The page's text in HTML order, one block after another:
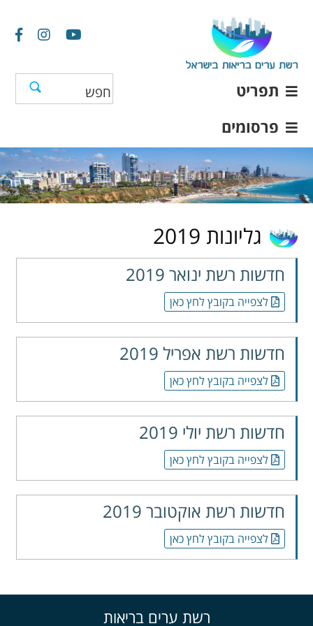
תפריט
פרסומים
גליונות 2019
חדשות רשת ינואר 2019
לצפייה בקובץ לחץ כאן
חדשות רשת אפריל 2019
לצפייה בקובץ לחץ כאן
חדשות רשת יולי 2019
לצפייה בקובץ לחץ כאן
חדשות רשת אוקטובר 2019
לצפייה בקובץ לחץ כאן
רשת ערים בריאות